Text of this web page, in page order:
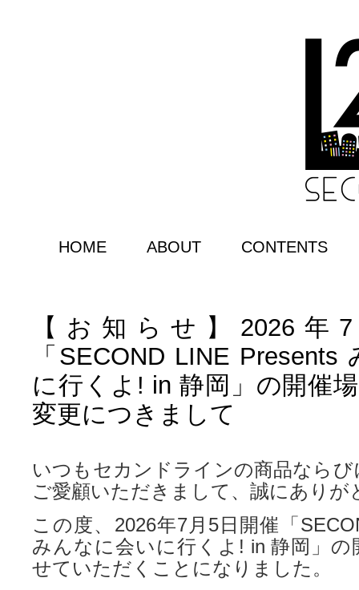
HOME ABOUT CONTENTS
【お知らせ】2026年
「SECOND LINE
に行くよ! in 静岡」の開催
変更につきまして
いつもセカンドラインの商品なら
ご愛顧いただきまして、誠にありが
この度、2026年7月5日開催「
みんなに会いに行くよ! in 静岡」の
せていただくことになりました。